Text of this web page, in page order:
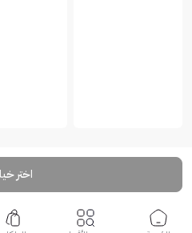
اختر